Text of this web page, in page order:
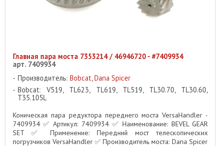
Главная пара моста 7353214 / 46946720 - #7409934
арт. 7409934
Производитель: Bobcat,Dana Spicer
Bobcat: V519, TL623, TL619, TL519, TL30.70, TL30.60,
T35.105L
Коническая пара редуктора переднего моста VersaHandler -
7409934 ✅ Артикул: 7409934 ✅ Наименование: BEVEL GEAR
SET ✅ Применение: Передний мост телескопических
погрузчиков VersaHandler ✅ Производитель моста: Dana Spicer